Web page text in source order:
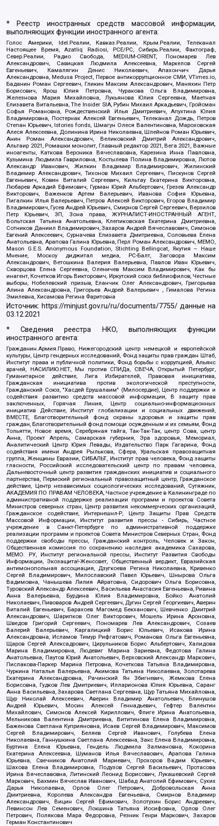
* Реестр иностранных средств массовой информации,
выполняющих функции иностранного агента:
Голос Америки, Idel.Реалии, Кавказ.Реалии, Крым.Реалии, Телеканал
Настоящее Время, Azatliq Radiosi, PCE/PC, Сибирь.Реалии, Фактограф,
Север.Реалии, Радио Свобода, MEDIUM-ORIENT, Пономарев Лев
Александрович, Савицкая Людмила Алексеевна, Маркелов Сергей
Евгеньевич, Камалягин Денис Николаевич, Апахончич Дарья
Александровна, Medusa Project, Первое антикоррупционное СМИ, VTimes.io,
Баданин Роман Сергеевич, Гликин Максим Александрович, Маняхин Петр
Борисович, Ярош Юлия Петровна, Чуракова Ольга Владимировна,
Железнова Мария Михайловна, Лукьянова Юлия Сергеевна, Маетная
Елизавета Витальевна, The Insider SIA, Рубин Михаил Аркадьевич, Гройсман
Софья Романовна, Рождественский Илья Дмитриевич, Апухтина Юлия
Владимировна, Постернак Алексей Евгеньевич, Телеканал Дождь, Петров
Степан Юрьевич, Istories fonds, Шмагун Олеся Валентиновна, Мароховская
Алеся Алексеевна, Долинина Ирина Николаевна, Шлейнов Роман Юрьевич,
Анин Роман Александрович, Великовский Дмитрий Александрович,
Альтаир 2021, Ромашки монолит, Главный редактор 2021, Вега 2021, Важные
иноагенты, Каткова Вероника Вячеславовна, Карезина Инна Павловна,
Кузьмина Людмила Гавриловна, Костылева Полина Владимировна, Лютов
Александр Иванович, Жилкин Владимир Владимирович, Жилинский
Владимир Александрович, Тихонов Михаил Сергеевич, Пискунов Сергей
Евгеньевич, Ковин Виталий Сергеевич, Кильтау Екатерина Викторовна,
Любарев Аркадий Ефимович, Гурман Юрий Альбертович, Грезев Александр
Викторович, Важенков Артем Валерьевич, Иванова София Юрьевна,
Пигалкин Илья Валерьевич, Петров Алексей Викторович, Егоров Владимир
Владимирович, Гусев Андрей Юрьевич, Смирнов Сергей Сергеевич, Верзилов
Петр Юрьевич, ЗП, Зона права, ЖУРНАЛИСТ-ИНОСТРАННЫЙ АГЕНТ,
Вольтская Татьяна Анатольевна, Клепиковская Екатерина Дмитриевна,
Сотников Даниил Владимирович, Захаров Андрей Вячеславович, Симонов
Евгений Алексеевич, Сурначева Елизавета Дмитриевна, Соловьева Елена
Анатольевна, Арапова Галина Юрьевна, Перл Роман Александрович, МЕМО,
Mason G.E.S. Anonymous Foundation, Stichting Bellingcat, Якутия – Наше
Мнение, Москоу диджитал медиа, РС-Балт, Заговора Максим
Александрович, Ветошкина Валерия Валерьевна, Павлов Иван Юрьевич,
Скворцова Елена Сергеевна, Оленичев Максим Владимирович, Как бы
инагент, Кочетков Игорь Викторович, Иркутский союз библиофилов, Честные
выборы, Нобелевский призыв, Еланчик Олег Александрович, Григорьева
Алина Александровна, Григорьев Андрей Валерьевич , Гималова Регина
Эмилевна, Хисамова Регина Фаритовна
Источник: https://minjust.gov.ru/ru/documents/7755/ данные на
03.12.2021
* Сведения реестра НКО, выполняющих функции
иностранного агента:
Гражданин.Армия.Право, Нижегородский центр немецкой и европейской
культуры, Центр гендерных исследований, Фонд защиты прав граждан Штаб,
Институт права и публичной политики, Фонд борьбы с коррупцией, Альянс
врачей, НАСИЛИЮ.НЕТ, Мы против СПИДа, СВЕЧА, Открытый Петербург,
Гуманитарное действие, Лига Избирателей, Правовая инициатива,
Гражданская инициатива против экологической преступности,
Гражданский Союз, "Хасдей Ерушалаим" (Милосердие), Центр поддержки и
содействия развитию средств массовой информации, В защиту прав
заключенных, Горячая Линия, Центр социально-информационных
инициатив Действие, Институт глобализации и социальных движений,
ВМЕСТЕ, Благотворительный фонд охраны здоровья и защиты прав
граждан, Благотворительный фонд помощи осужденным и их семьям, Фонд
Тольятти, Новое время, Серебряная тайга, Так-Так-Так, центр Сова, центр
Анна, Проект Апрель, Самарская губерния, Эра здоровья, Мемориал,
Аналитический Центр Юрия Левады, Издательство Парк Гагарина, Фонд
содействия имени Андрея Рылькова, Сфера, Уральская правозащитная
группа, Женщины Евразии, СИБАЛЬТ, Институт прав человека, Фонд защиты
гласности, Российский исследовательский центр по правам человека,
Дальневосточный центр развития гражданских инициатив и социального
партнерства, Пермский региональный правозащитный центр, Гражданское
действие, Центр независимых социологических исследований, Сутяжник,
АКАДЕМИЯ ПО ПРАВАМ ЧЕЛОВЕКА, Частное учреждение в Калининграде по
административной поддержке реализации программ и проектов Совета
Министров северных стран, Центр развития некоммерческих организаций,
Гражданское содействие, Интернешнл-Р, Центр Защиты Прав Средств
Массовой Информации, Институт развития прессы - Сибирь, Частное
учреждение в Санкт-Петербурге по административной поддержке
реализации программ и проектов Совета Министров Северных Стран, Фонд
поддержки свободы прессы, Гражданский контроль, Человек и Закон,
Общественная комиссия по сохранению наследия академика Сахарова,
МЕМО. РУ, Институт региональной прессы, Институт Развития Свободы
Информации, Экозащита!-Женсовет, Общественный вердикт, Евразийская
антимонопольная ассоциация, Дзугкоева Регина Николаевна, Кривенко
Сергей Владимирович, Милославский Павел Юрьевич, Шнырова Ольга
Вадимовна, Чанышева Лилия Айратовна, Сидорович Ольга Борисовна,
Туровский Александр Алексеевич, Васильева Анастасия Евгеньевна, Ривина
Анна Валерьевна, Бурдина Юлия Владимировна, Бойко Анатолий
Николаевич, Пивоваров Андрей Сергеевич, Дугин Сергей Георгиевич, Аверин
Виталий Евгеньевич, Барахоев Магомед Бекханович, Шевченко Дмитрий
Александрович, Шарипков Олег Викторович, Мошель Ирина Ароновна,
Шведов Григорий Сергеевич, Пономарев Лев Александрович, Созаев
Валерий Валерьевич, Каргалицкий Борис Юльевич, Исакова Ирина
Александровна, Исламов Тимур Рифгатович, Романова Ольга Евгеньевна,
Щаров Сергей Алексадрович, Цирульников Борис Альбертович, Халидова
Марина Владимировна, Людевиг Марина Зариевна, Федотова Галина
Анатольевна, Паутов Юрий Анатольевич, Верховский Александр Маркович,
Пислакова-Паркер Марина Петровна, Кочеткова Татьяна Владимировна,
Чуркина Наталья Валерьевна, Акимова Татьяна Николаевна, Золотарева
Екатерина Александровна, Рачинский Ян Збигневич, Жемкова Елена
Борисовна, Гудков Лев Дмитриевич, Илларионова Юлия Юрьевна, Саранг
Анна Васильевна, Захарова Светлана Сергеевна, Щур Татьяна Михайловна,
Щур Николай Алексеевич, Аверин Владимир Анатольевич, Блинушов
Андрей Юрьевич, Мосин Алексей Геннадьевич, Гефтер Валентин
Михайлович, Симонов Алексей Кириллович, Флиге Ирина Анатольевна,
Мельникова Валентина Дмитриевна, Вититинова Елена Владимировна,
Баженова Светлана Куприяновна, Исаев Сергей Владимирович, Максимов
Сергей Владимирович, Беляев Сергей Иванович, Голубева Елена
Николаевна, Ганнушкина Светлана Алексеевна, Закс Елена Владимировна,
Буртина Елена Юрьевна, Гендель Людмила Залмановна, Кокорина
Екатерина Алексеевна, Шуманов Илья Вячеславович, Арапова Галина
Юрьевна, Свечников Анатолий Мариевич, Прохоров Вадим Юрьевич,
Шахова Елена Владимировна, Подузов Сергей Васильевич, Протасова
Ирина Вячеславовна, Литинский Леонид Борисович, Лукашевский Сергей
Маркович, Бахмин Вячеслав Иванович, Шабад Анатолий Ефимович, Сухих
Дарья Николаевна, Орлов Олег Петрович, Добровольская Анна
Дмитриевна, Королева Александра Евгеньевна, Смирнов Владимир
Александрович, Вицин Сергей Ефимович, Золотухин Борис Андреевич,
Левинсон Лев Семенович, Локшина Татьяна Иосифовна, Орлов Олег
Петрович, Полякова Мара Федоровна, Резник Генри Маркович, Захаров
Герман Константинович